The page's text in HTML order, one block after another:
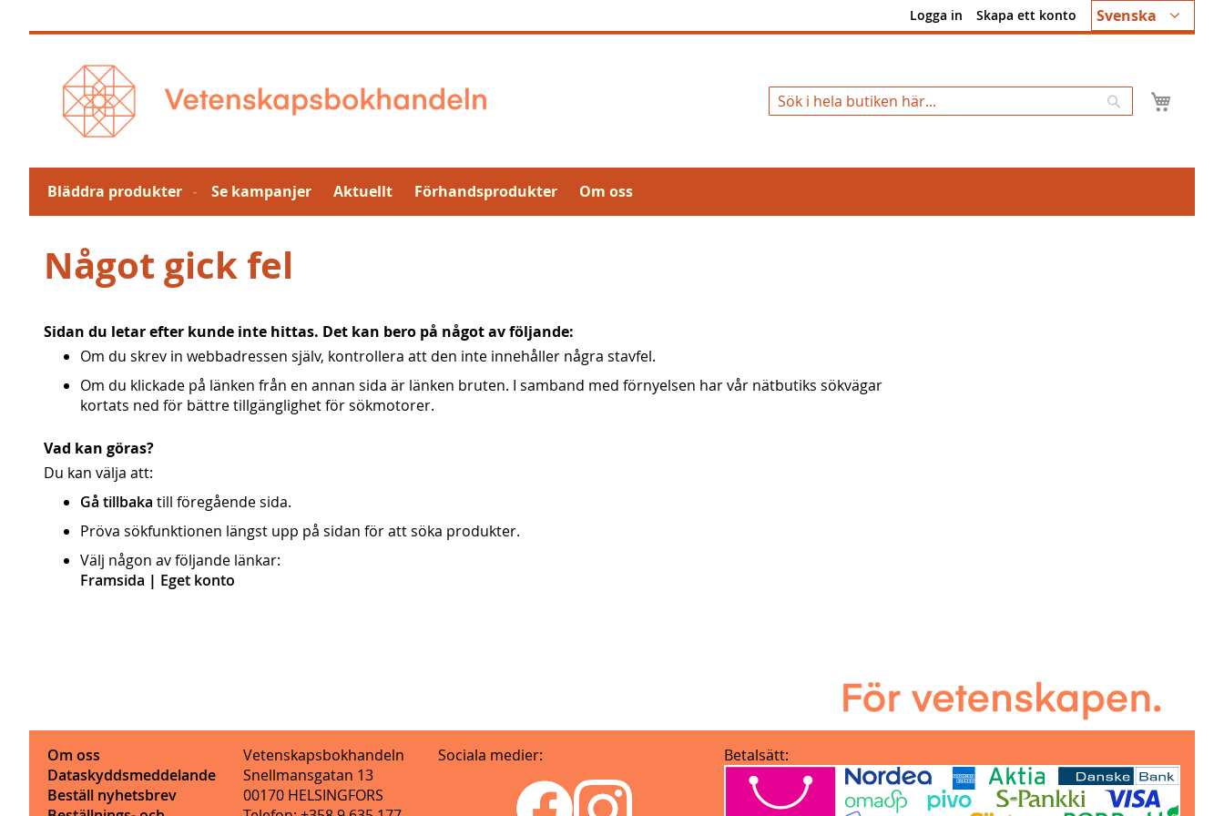
till
Språk
Svenska
Logga in Skapa ett konto
Sök
Bläddra produkter Se kampanjer Aktuellt Förhandsprodukter Om oss
Något gick fel
Sidan du letar efter kunde inte hittas. Det kan bero på något av följande:
Om du skrev in webbadressen själv, kontrollera att den inte innehåller några stavfel.
Om du klickade på länken från en annan sida är länken bruten. I samband med förnyelsen har vår nätbutiks sökvägar
kortats ned för bättre tillgänglighet för sökmotorer.
Vad kan göras?
Du kan välja att:
Gå tillbaka till föregående sida.
Pröva sökfunktionen längst upp på sidan för att söka produkter.
Välj någon av följande länkar:
Framsida | Eget konto
Om oss
Dataskyddsmeddelande
Beställ nyhetsbrev
Vetenskapsbokhandeln
Snellmansgatan 13
00170 HELSINGFORS
Sociala medier: Betalsätt: